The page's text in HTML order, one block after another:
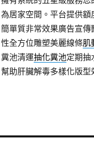
為居家空間。平台提供
簡單質非常效果廣告宣傳
性全方位雕塑美麗線條肌
糞池清運抽化糞池定期抽
幫助肝臟解毒多樣化版型